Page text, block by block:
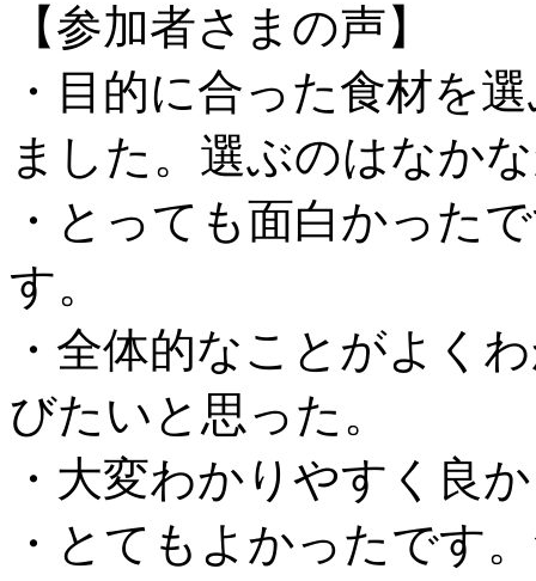
【参加者さまの声】
・目的に合った食材を
ました。選ぶのはなか
・とっても面白かった
す。
・全体的なことがよく
びたいと思った。
・大変わかりやすく良
・とてもよかったです